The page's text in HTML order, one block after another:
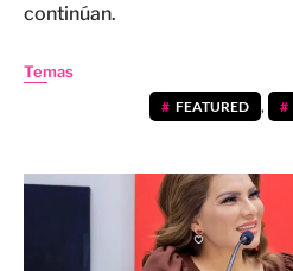
continúan.
Temas
FEATURED ,